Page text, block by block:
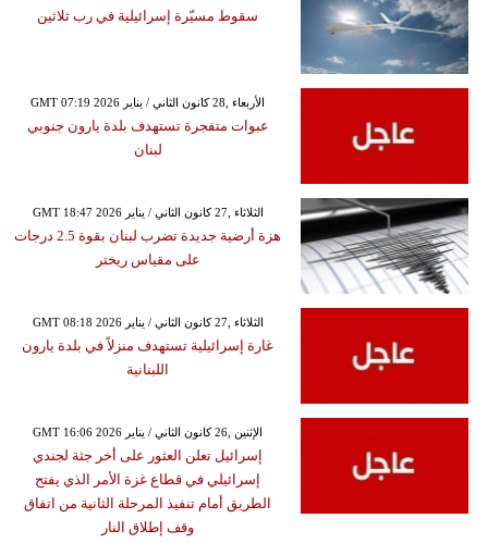
سقوط مسيّرة إسرائيلية في رب ثلاثين
GMT 07:19 2026 الأربعاء ,28 كانون الثاني / يناير
عبوات متفجرة تستهدف بلدة يارون جنوبي
لبنان
GMT 18:47 2026 الثلاثاء ,27 كانون الثاني / يناير
هزة أرضية جديدة تضرب لبنان بقوة 2.5 درجات
على مقياس ريختر
GMT 08:18 2026 الثلاثاء ,27 كانون الثاني / يناير
غارة إسرائيلية تستهدف منزلاً في بلدة يارون
اللبنانية
GMT 16:06 2026 الإثنين ,26 كانون الثاني / يناير
إسرائيل تعلن العثور على أخر جثة لجندي
إسرائيلي في قطاع غزة الأمر الذي يفتح
الطريق أمام تنفيذ المرحلة الثانية من اتفاق
وقف إطلاق النار